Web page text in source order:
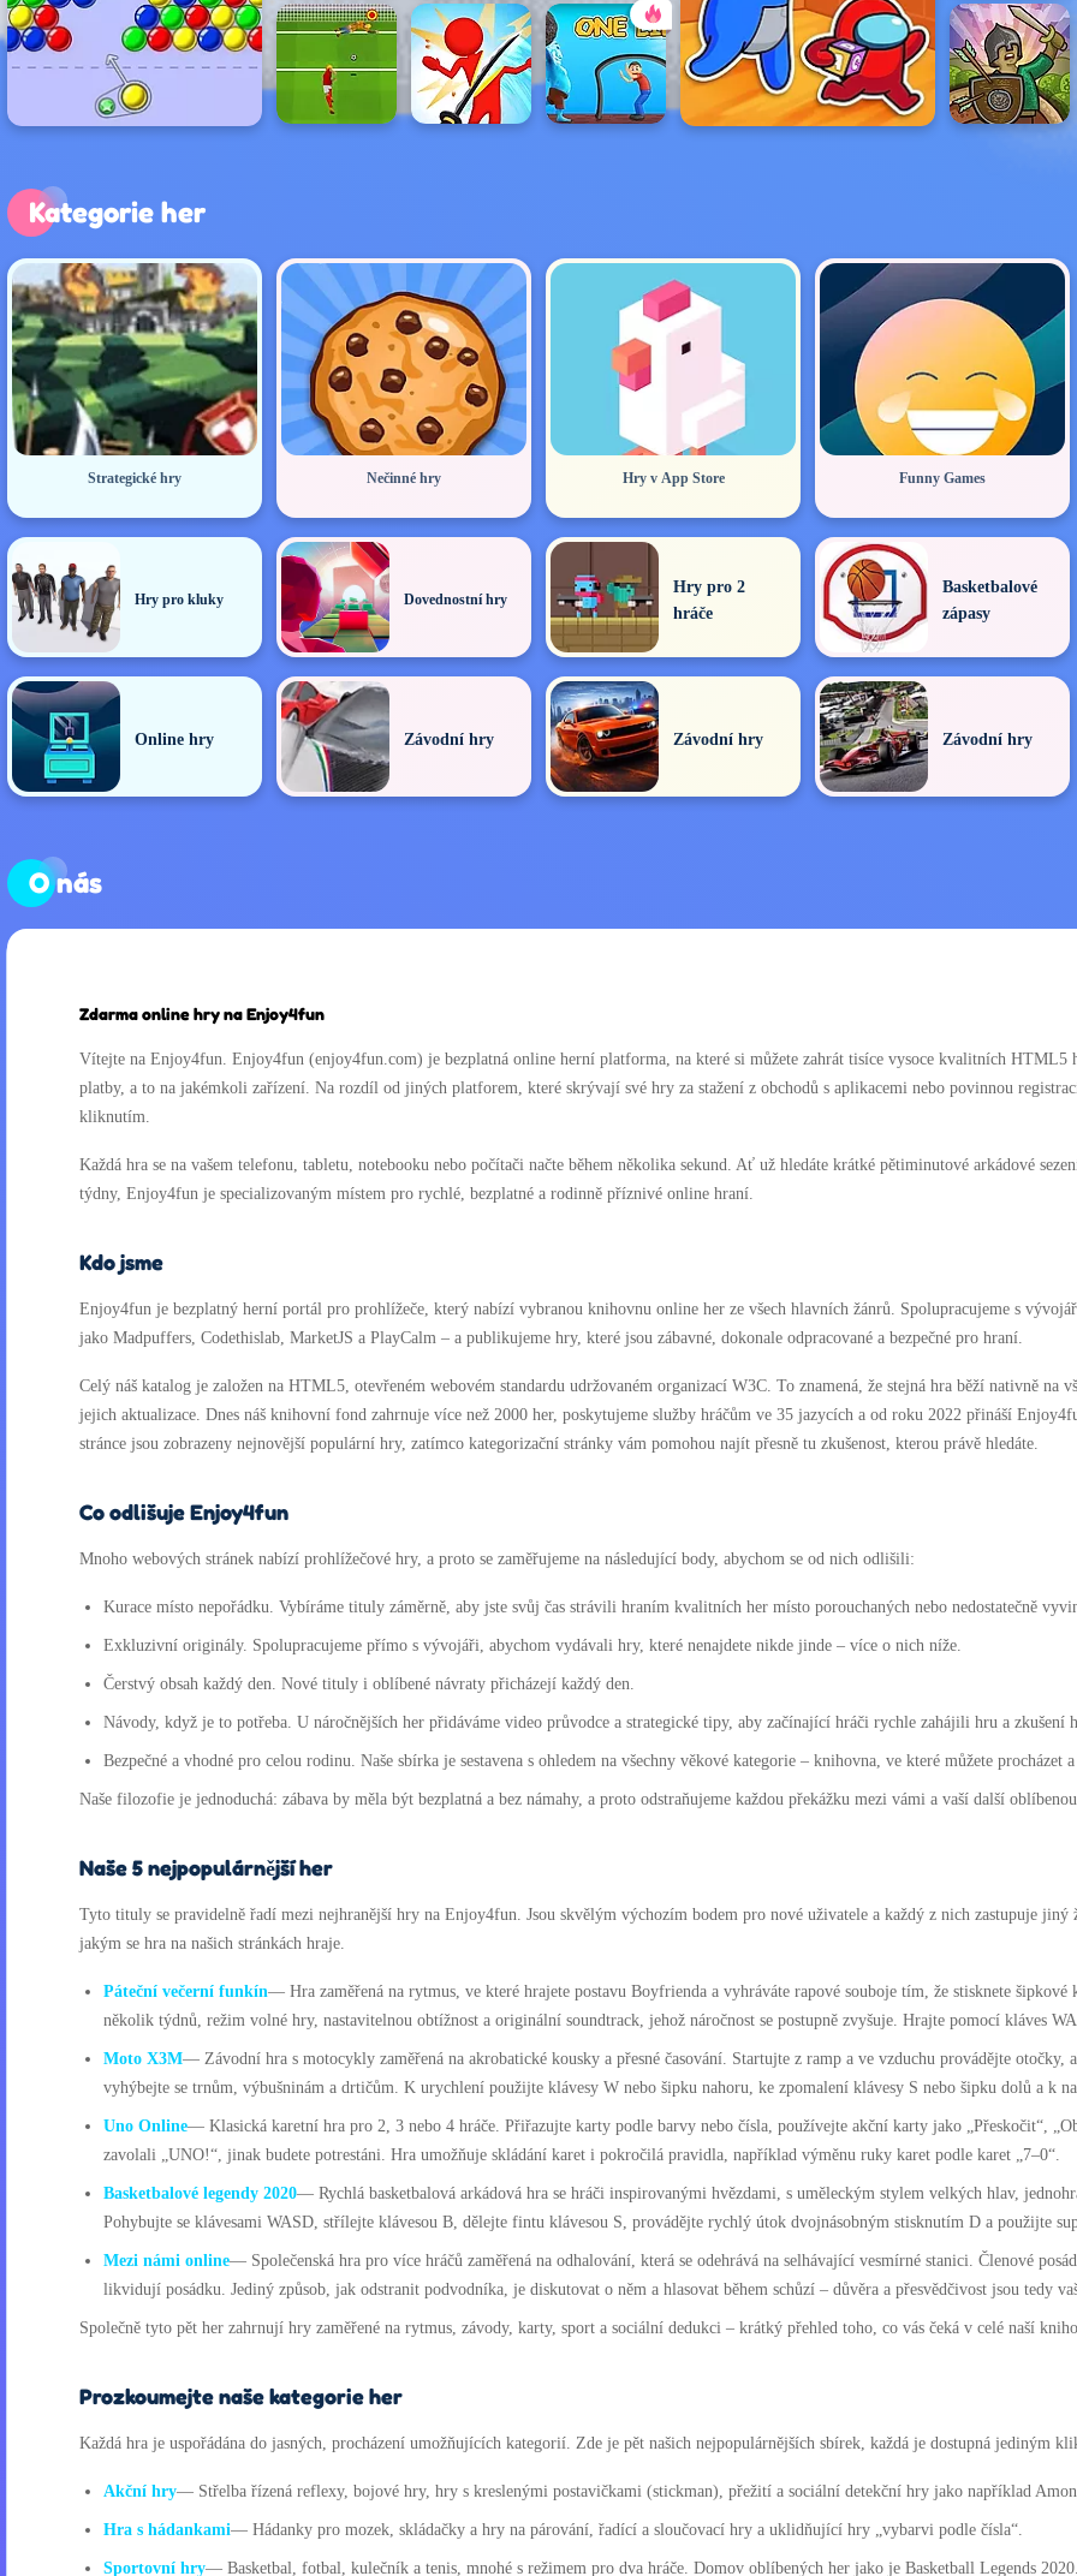
Kategorie her
Strategické hry Nečinné hry Hry v App Store Funny Games
Hry pro kluky Dovednostní hry
Hry pro 2
hráče
Basketbalové
zápasy
Online hry Závodní hry Závodní hry Závodní hry
O nás
Zdarma online hry na Enjoy4fun
Vítejte na Enjoy4fun. Enjoy4fun (enjoy4fun.com) je bezplatná online herní platforma, na které si můžete zahrát tisíce vysoce kvalitních HTML5
platby, a to na jakémkoli zařízení. Na rozdíl od jiných platforem, které skrývají své hry za stažení z obchodů s aplikacemi nebo povinnou
kliknutím.
Každá hra se na vašem telefonu, tabletu, notebooku nebo počítači načte během několika sekund. Ať už hledáte krátké pětiminutové arkádové
týdny, Enjoy4fun je specializovaným místem pro rychlé, bezplatné a rodinně příznivé online hraní.
Kdo jsme
Enjoy4fun je bezplatný herní portál pro prohlížeče, který nabízí vybranou knihovnu online her ze všech hlavních žánrů. Spolupracujeme s
jako Madpuffers, Codethislab, MarketJS a PlayCalm – a publikujeme hry, které jsou zábavné, dokonale odpracované a bezpečné pro hraní.
Celý náš katalog je založen na HTML5, otevřeném webovém standardu udržovaném organizací W3C. To znamená, že stejná hra běží nativně na
jejich aktualizace. Dnes náš knihovní fond zahrnuje více než 2000 her, poskytujeme služby hráčům ve 35 jazycích a od roku 2022 přináší
stránce jsou zobrazeny nejnovější populární hry, zatímco kategorizační stránky vám pomohou najít přesně tu zkušenost, kterou právě hledáte.
Co odlišuje Enjoy4fun
Mnoho webových stránek nabízí prohlížečové hry, a proto se zaměřujeme na následující body, abychom se od nich odlišili:
Kurace místo nepořádku. Vybíráme tituly záměrně, aby jste svůj čas strávili hraním kvalitních her místo porouchaných nebo nedostatečně
Exkluzivní originály. Spolupracujeme přímo s vývojáři, abychom vydávali hry, které nenajdete nikde jinde – více o nich níže.
Čerstvý obsah každý den. Nové tituly i oblíbené návraty přicházejí každý den.
Návody, když je to potřeba. U náročnějších her přidáváme video průvodce a strategické tipy, aby začínající hráči rychle zahájili hru a
Bezpečné a vhodné pro celou rodinu. Naše sbírka je sestavena s ohledem na všechny věkové kategorie – knihovna, ve které můžete
Naše filozofie je jednoduchá: zábava by měla být bezplatná a bez námahy, a proto odstraňujeme každou překážku mezi vámi a vaší další
Naše 5 nejpopulárnější her
Tyto tituly se pravidelně řadí mezi nejhranější hry na Enjoy4fun. Jsou skvělým výchozím bodem pro nové uživatele a každý z nich zastupuje jiný
jakým se hra na našich stránkách hraje.
Páteční večerní funkín— Hra zaměřená na rytmus, ve které hrajete postavu Boyfrienda a vyhráváte rapové souboje tím, že stisknete
několik týdnů, režim volné hry, nastavitelnou obtížnost a originální soundtrack, jehož náročnost se postupně zvyšuje. Hrajte pomocí kláves
Moto X3M— Závodní hra s motocykly zaměřená na akrobatické kousky a přesné časování. Startujte z ramp a ve vzduchu provádějte otočky,
vyhýbejte se trnům, výbušninám a drtičům. K urychlení použijte klávesy W nebo šipku nahoru, ke zpomalení klávesy S nebo šipku dolů a k
Uno Online— Klasická karetní hra pro 2, 3 nebo 4 hráče. Přiřazujte karty podle barvy nebo čísla, používejte akční karty jako „Přeskočit“,
zavolali „UNO!“, jinak budete potrestáni. Hra umožňuje skládání karet i pokročilá pravidla, například výměnu ruky karet podle karet „7–0“.
Basketbalové legendy 2020— Rychlá basketbalová arkádová hra se hráči inspirovanými hvězdami, s uměleckým stylem velkých hlav,
Pohybujte se klávesami WASD, střílejte klávesou B, dělejte fintu klávesou S, provádějte rychlý útok dvojnásobným stisknutím D a použijte
Mezi námi online— Společenská hra pro více hráčů zaměřená na odhalování, která se odehrává na selhávající vesmírné stanici. Členové
likvidují posádku. Jediný způsob, jak odstranit podvodníka, je diskutovat o něm a hlasovat během schůzí – důvěra a přesvědčivost jsou tedy
Společně tyto pět her zahrnují hry zaměřené na rytmus, závody, karty, sport a sociální dedukci – krátký přehled toho, co vás čeká v celé naší
Prozkoumejte naše kategorie her
Každá hra je uspořádána do jasných, procházení umožňujících kategorií. Zde je pět našich nejpopulárnějších sbírek, každá je dostupná jediným
Akční hry— Střelba řízená reflexy, bojové hry, hry s kreslenými postavičkami (stickman), přežití a sociální detekční hry jako například
Hra s hádankami— Hádanky pro mozek, skládačky a hry na párování, řadící a sloučovací hry a uklidňující hry „vybarvi podle čísla“.
Sportovní hry— Basketbal, fotbal, kulečník a tenis, mnohé s režimem pro dva hráče. Domov oblíbených her jako je Basketball Legends 2020.